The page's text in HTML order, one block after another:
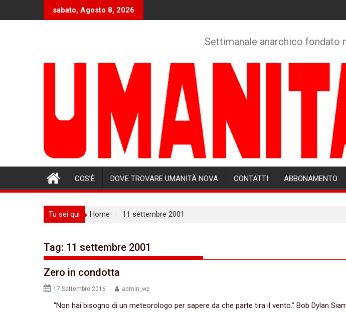
sabato, Agosto 8, 2026
Settimanale anarchico fondato
COS’È DOVE TROVARE UMANITÀ NOVA CONTATTI ABBONAMENTO
Tu sei qui Home 11 settembre 2001
Tag: 11 settembre 2001
Zero in condotta
17 Settembre 2016 admin_wp
“‬Non hai bisogno di un meteorologo per sapere da che parte tira il vento.‭” ‬Bob Dylan‭